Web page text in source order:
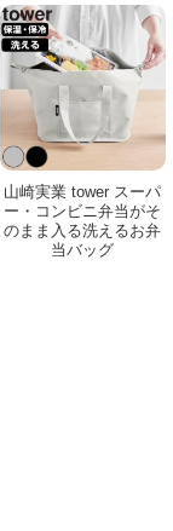
山崎実業 tower スーパ
ー・コンビニ弁当がそ
のまま入る洗えるお弁
当バッグ